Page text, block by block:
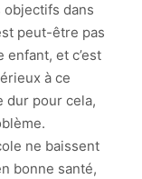
dans
peut-être pas
et c’est
à ce
dur pour cela,
ne baissent
bonne santé,